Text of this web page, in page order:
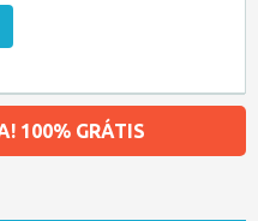
100% GRÁTIS